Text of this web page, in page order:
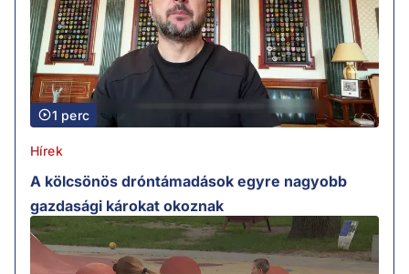
1 perc
Hírek
A kölcsönös dróntámadások egyre nagyobb
gazdasági károkat okoznak